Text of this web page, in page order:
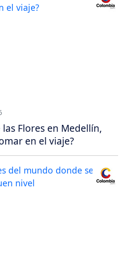
las Flores en Medellín,
en el viaje?